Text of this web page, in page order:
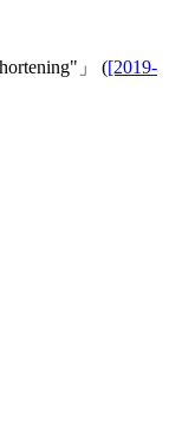
」 ([2019-